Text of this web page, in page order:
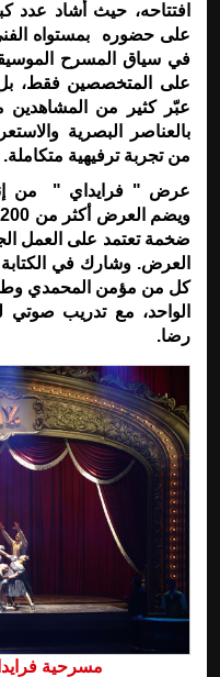
افتتاحه، حيث أشاد عدد
على حضوره بمستواه
في سياق المسرح
على المتخصصين فقط، بل
عبّر كثير من
بالعناصر البصرية
من تجربة ترفيهية متكاملة.
عرض " فرايداي " من
ضخمة تعتمد على العمل
العرض. وشارك في
كل من مؤمن المحمدي
الواحد، مع تدريب
رضا.
مسرحية